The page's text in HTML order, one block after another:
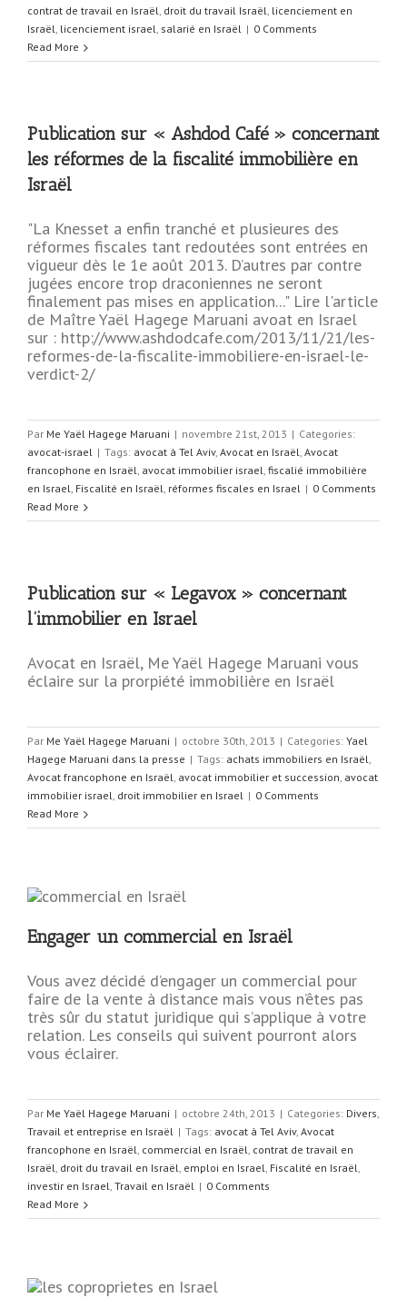
contrat de travail en Israël, droit du travail Israël, licenciement en
Israël, licenciement israel, salarié en Israël | 0 Comments
Read More
Publication sur « Ashdod Café » concernant
les réformes de la fiscalité immobilière en
Israël
"La Knesset a enfin tranché et plusieures des
réformes fiscales tant redoutées sont entrées en
vigueur dès le 1e août 2013. D’autres par contre
jugées encore trop draconiennes ne seront
finalement pas mises en application..." Lire l'article
de Maître Yaël Hagege Maruani avoat en Israel
sur : http://www.ashdodcafe.com/2013/11/21/les-
reformes-de-la-fiscalite-immobiliere-en-israel-le-
verdict-2/
Par Me Yaël Hagege Maruani | novembre 21st, 2013 | Categories:
avocat-israel | Tags: avocat à Tel Aviv, Avocat en Israël, Avocat
francophone en Israël, avocat immobilier israel, fiscalié immobilière
en Israel, Fiscalité en Israël, réformes fiscales en Israel | 0 Comments
Read More
Publication sur « Legavox » concernant
l’immobilier en Israel
Avocat en Israël, Me Yaël Hagege Maruani vous
éclaire sur la prorpiété immobilière en Israël
Par Me Yaël Hagege Maruani | octobre 30th, 2013 | Categories: Yael
Hagege Maruani dans la presse | Tags: achats immobiliers en Israël,
Avocat francophone en Israël, avocat immobilier et succession, avocat
immobilier israel, droit immobilier en Israel | 0 Comments
Read More
Engager un commercial en Israël
Vous avez décidé d’engager un commercial pour
faire de la vente à distance mais vous n’êtes pas
très sûr du statut juridique qui s’applique à votre
relation. Les conseils qui suivent pourront alors
vous éclairer.
Par Me Yaël Hagege Maruani | octobre 24th, 2013 | Categories: Divers,
Travail et entreprise en Israël | Tags: avocat à Tel Aviv, Avocat
francophone en Israël, commercial en Israël, contrat de travail en
Israël, droit du travail en Israël, emploi en Israel, Fiscalité en Israël,
investir en Israel, Travail en Israël | 0 Comments
Read More